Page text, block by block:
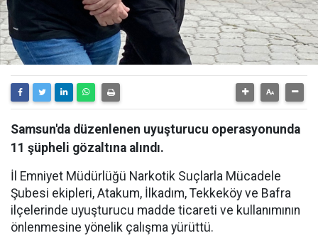
Samsun'da düzenlenen uyuşturucu operasyonunda
11 şüpheli gözaltına alındı.
İl Emniyet Müdürlüğü Narkotik Suçlarla Mücadele
Şubesi ekipleri, Atakum, İlkadım, Tekkeköy ve Bafra
ilçelerinde uyuşturucu madde ticareti ve kullanımının
önlenmesine yönelik çalışma yürüttü.